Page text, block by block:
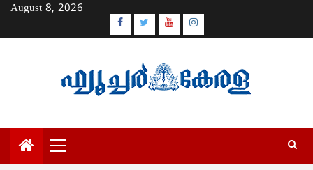
Skip
content
August 8, 2026
Facebook
TwitterYoutubeInstagram
Primary
Menu